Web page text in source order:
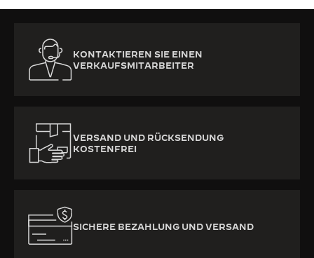
KONTAKTIEREN SIE EINEN
VERKAUFSMITARBEITER
VERSAND UND RÜCKSENDUNG
KOSTENFREI
SICHERE BEZAHLUNG UND VERSAND